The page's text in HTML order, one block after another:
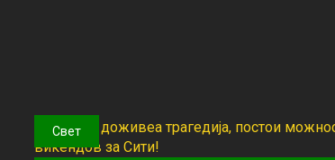
Свет